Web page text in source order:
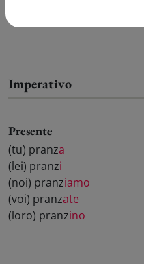
Imperativo
Presente
(tu) pranza
(lei) pranzi
(noi) pranziamo
(voi) pranzate
(loro) pranzino